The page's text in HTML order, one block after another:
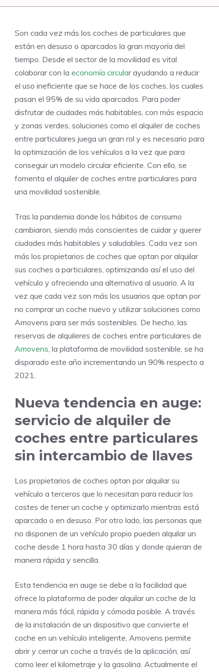
Son cada vez más los coches de particulares que
están en desuso o aparcados la gran mayoría del
tiempo. Desde el sector de la movilidad es vital
colaborar con la economía circular ayudando a reducir
el uso ineficiente que se hace de los coches, los cuales
pasan el 95% de su vida aparcados. Para poder
disfrutar de ciudades más habitables, con más espacio
y zonas verdes, soluciones como el alquiler de coches
entre particulares juega un gran rol y es necesario para
la optimización de los vehículos a la vez que para
conseguir un modelo circular eficiente. Con ello, se
fomenta el alquiler de coches entre particulares para
una movilidad sostenible.
Tras la pandemia donde los hábitos de consumo
cambiaron, siendo más conscientes de cuidar y querer
ciudades más habitables y saludables. Cada vez son
más los propietarios de coches que optan por alquilar
sus coches a particulares, optimizando así el uso del
vehículo y ofreciendo una alternativa al usuario. A la
vez que cada vez son más los usuarios que optan por
no comprar un coche nuevo y utilizar soluciones como
Amovens para ser más sostenibles. De hecho, las
reservas de alquileres de coches entre particulares de
Amovens, la plataforma de movilidad sostenible, se ha
disparado este año incrementando un 90% respecto a
2021.
Nueva tendencia en auge:
servicio de alquiler de
coches entre particulares
sin intercambio de llaves
Los propietarios de coches optan por alquilar su
vehículo a terceros que lo necesitan para reducir los
costes de tener un coche y optimizarlo mientras está
aparcado o en desuso. Por otro lado, las personas que
no disponen de un vehículo propio pueden alquilar un
coche desde 1 hora hasta 30 días y donde quieran de
manera rápida y sencilla.
Esta tendencia en auge se debe a la facilidad que
ofrece la plataforma de poder alquilar un coche de la
manera más fácil, rápida y cómoda posible. A través
de la instalación de un dispositivo que convierte el
coche en un vehículo inteligente, Amovens permite
abrir y cerrar un coche a través de la aplicación, así
como leer el kilometraje y la gasolina. Actualmente el